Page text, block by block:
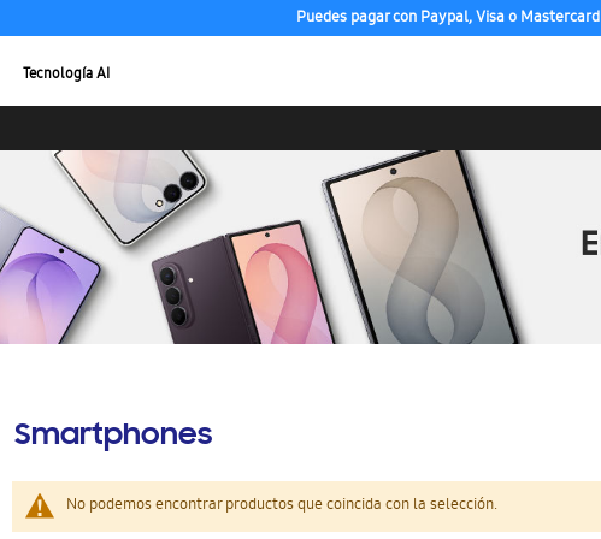
Puedes pagar con Paypal, Visa o Mastercard
Tecnología AI
Smartphones
No podemos encontrar productos que coincida con la selección.